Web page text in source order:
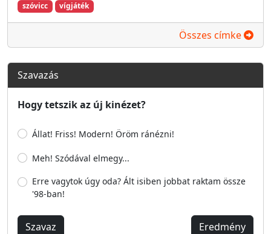
szóvicc
vígjáték
Összes címke
Szavazás
Hogy tetszik az új kinézet?
Állat! Friss! Modern! Öröm ránézni!
Meh! Szódával elmegy...
Erre vagytok úgy oda? Ált isiben jobbat raktam össze
'98-ban!
Szavaz Eredmény